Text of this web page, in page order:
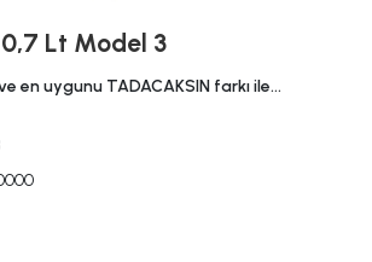
Lt Model 3
en uygunu TADACAKSIN farkı ile…